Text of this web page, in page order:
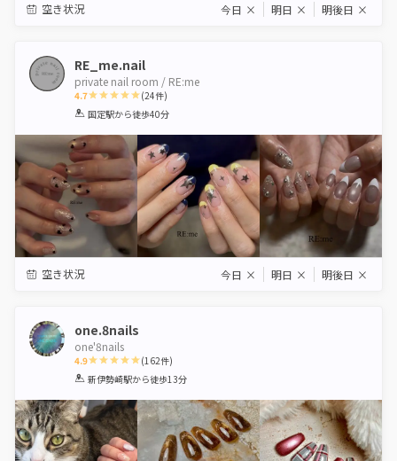
空き状況 今日 × 明日 × 明後日 ×
RE_me.nail
private nail room / RE:me
4.7
1 2 3 4 5
(24件)
国定駅から徒歩40分
空き状況 今日 × 明日 × 明後日 ×
one.8nails
one'8nails
4.9
1 2 3 4 5
(162件)
新伊勢崎駅から徒歩13分